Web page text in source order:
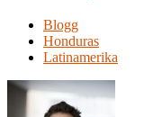
Blogg
Honduras
Latinamerika